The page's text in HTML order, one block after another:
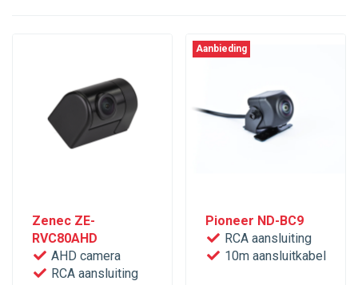
Zenec ZE-
RVC80AHD
AHD camera
RCA aansluiting
Aanbieding
Pioneer ND-BC9
RCA aansluiting
10m aansluitkabel